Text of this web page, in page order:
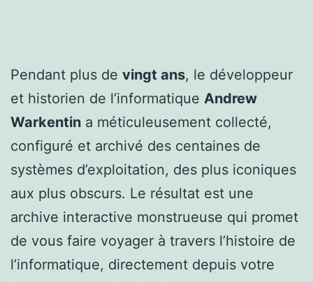
Pendant plus de vingt ans, le développeur
et historien de l’informatique Andrew
Warkentin a méticuleusement collecté,
configuré et archivé des centaines de
systèmes d’exploitation, des plus iconiques
aux plus obscurs. Le résultat est une
archive interactive monstrueuse qui promet
de vous faire voyager à travers l’histoire de
l’informatique, directement depuis votre